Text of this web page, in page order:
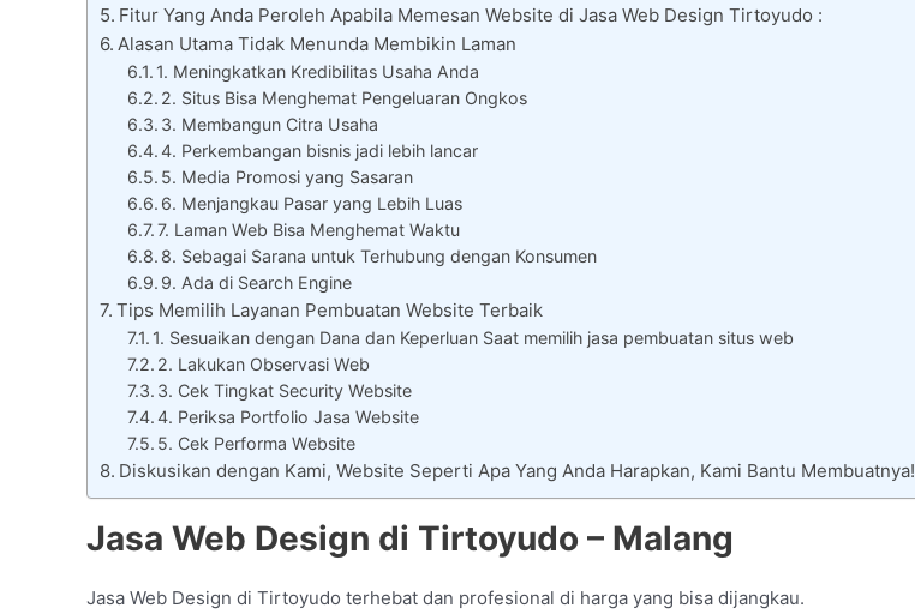
Fitur Yang Anda Peroleh Apabila Memesan Website di Jasa Web Design Tirtoyudo :
Alasan Utama Tidak Menunda Membikin Laman
1. Meningkatkan Kredibilitas Usaha Anda
2. Situs Bisa Menghemat Pengeluaran Ongkos
3. Membangun Citra Usaha
4. Perkembangan bisnis jadi lebih lancar
5. Media Promosi yang Sasaran
6. Menjangkau Pasar yang Lebih Luas
7. Laman Web Bisa Menghemat Waktu
8. Sebagai Sarana untuk Terhubung dengan Konsumen
9. Ada di Search Engine
Tips Memilih Layanan Pembuatan Website Terbaik
1. Sesuaikan dengan Dana dan Keperluan Saat memilih jasa pembuatan situs web
2. Lakukan Observasi Web
3. Cek Tingkat Security Website
4. Periksa Portfolio Jasa Website
5. Cek Performa Website
Diskusikan dengan Kami, Website Seperti Apa Yang Anda Harapkan, Kami Bantu Membuatnya!
Jasa Web Design di Tirtoyudo – Malang
Jasa Web Design di Tirtoyudo terhebat dan profesional di harga yang bisa dijangkau.